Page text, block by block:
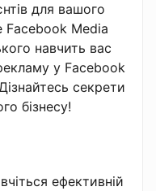
для вашого
Facebook Media
навчить вас
у Facebook
секрети
бізнесу!
ефективній